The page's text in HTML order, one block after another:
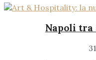
Napoli